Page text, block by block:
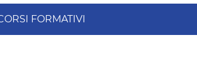
FORMATIVI